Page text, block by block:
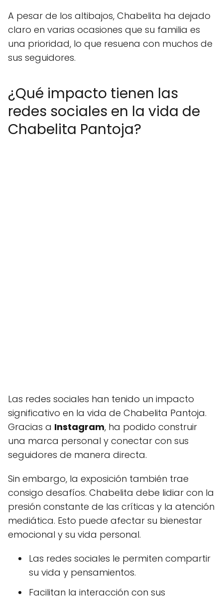
A pesar de los altibajos, Chabelita ha dejado
claro en varias ocasiones que su familia es
una prioridad, lo que resuena con muchos de
sus seguidores.
¿Qué impacto tienen las
redes sociales en la vida de
Chabelita Pantoja?
Las redes sociales han tenido un impacto
significativo en la vida de Chabelita Pantoja.
Gracias a Instagram, ha podido construir
una marca personal y conectar con sus
seguidores de manera directa.
Sin embargo, la exposición también trae
consigo desafíos. Chabelita debe lidiar con la
presión constante de las críticas y la atención
mediática. Esto puede afectar su bienestar
emocional y su vida personal.
Las redes sociales le permiten compartir
su vida y pensamientos.
Facilitan la interacción con sus